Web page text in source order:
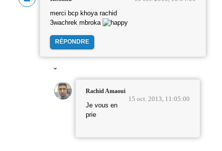
merci bcp khoya rachid
3wachrek mbroka
RÉPONDRE
Rachid Amaoui
15 oct. 2013, 11:05:00
Je vous en
prie